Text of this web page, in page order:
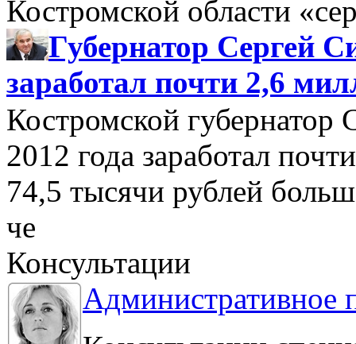
Костромской области
Губернатор Сергей
заработал почти 2,6
Костромской губернатор
2012 года заработал
74,5 тысячи рублей
че
Консультации
Административное